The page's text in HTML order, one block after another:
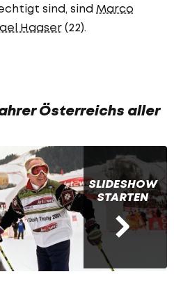
sind, sind Marco
Haaser (22).
Österreichs aller
SLIDESHOW
STARTEN